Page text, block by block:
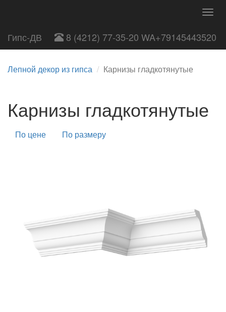
Гипс-ДВ 8 (4212) 77-35-20 WA+79145443520
Лепной декор из гипса Карнизы гладкотянутые
Карнизы гладкотянутые
По цене По размеру